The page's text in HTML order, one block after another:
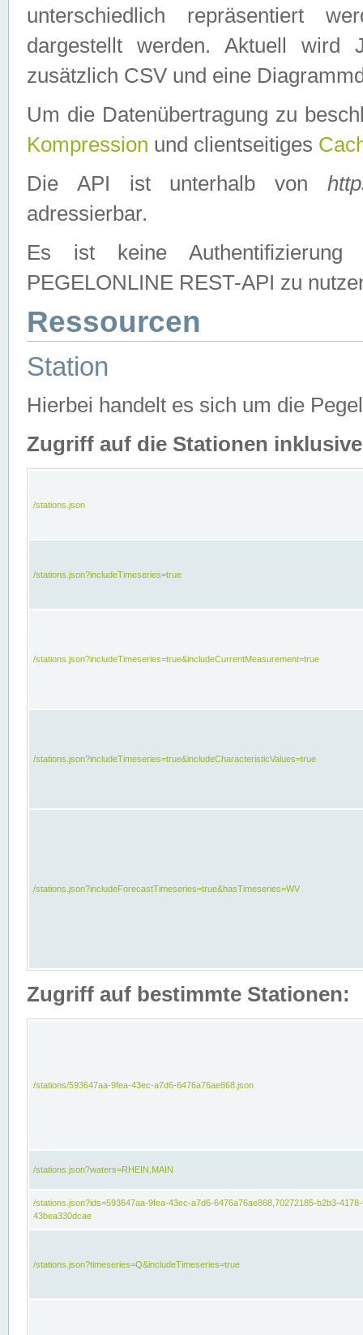
unterschiedlich repräsentiert
dargestellt werden. Aktuell wird
zusätzlich CSV und eine
Um die Datenübertragung zu
Kompression und clientseitiges
Die API ist unterhalb von
adressierbar.
Es ist keine
PEGELONLINE REST-API zu
Ressourcen
Station
Hierbei handelt es sich um die
Zugriff auf die Stationen
/stations.json
/stations.json?includeTimeseries=true
/stations.json?includeTimeseries=true&includeCurrentMeasurement=true
/stations.json?includeTimeseries=true&includeCharacteristicValues=true
/stations.json?includeForecastTimeseries=true&hasTimeseries=WV
Zugriff auf bestimmte Stationen:
/stations/593647aa-9fea-43ec-a7d6-6476a76ae868.json
/stations.json?waters=RHEIN,MAIN
/stations.json?ids=593647aa-9fea-43ec-a7d6-6476a76ae868,70272185-b2b3-
43bea330dcae
/stations.json?timeseries=Q&includeTimeseries=true